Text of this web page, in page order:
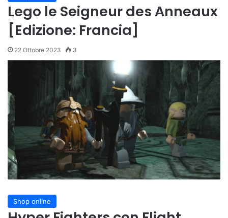
Lego le Seigneur des Anneaux
[Edizione: Francia]
22 Ottobre 2023 3
Shop online